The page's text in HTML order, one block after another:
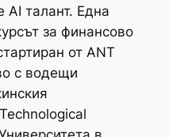
AI талант. Една
за финансово
от ANT
с водещи